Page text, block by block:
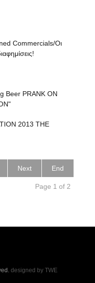
Commercials/Oι
Beer PRANK ON
2013 THE
Next End
Page 1 of 2
designed by TWE